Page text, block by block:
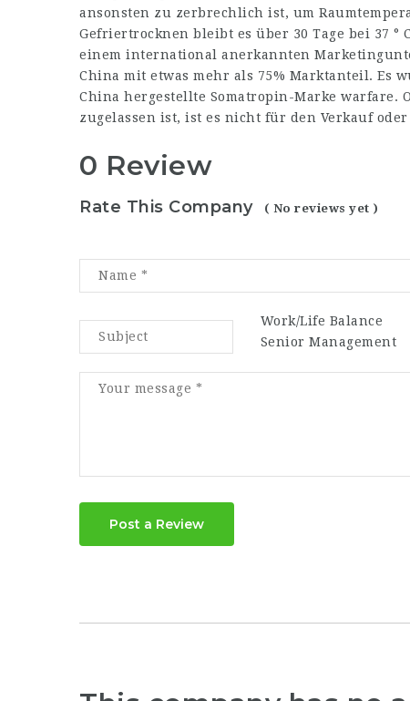
ansonsten zu zerbrechlich ist, um
Gefriertrocknen bleibt es über 30 Tage bei 37 °
einem international anerkannten
China mit etwas mehr als 75% Marktanteil. Es
China hergestellte Somatropin-Marke
zugelassen ist, ist es nicht für den Verkauf
0 Review
Rate This Company ( No reviews yet )
Work/Life Balance
Senior Management
Post a Review